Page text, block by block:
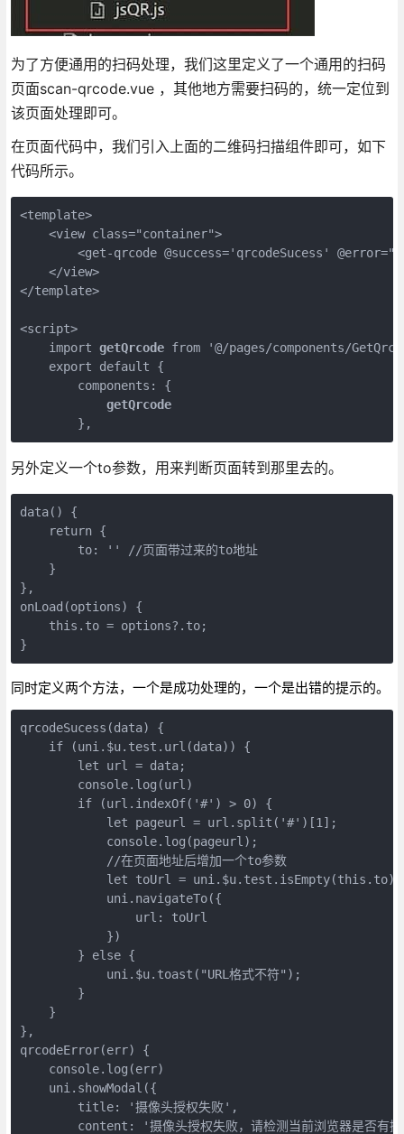
为了方便通用的扫码处理，我们这里定义了一个通用的扫码
页面scan-qrcode.vue ，其他地方需要扫码的，统一定位到
该页面处理即可。
在页面代码中，我们引入上面的二维码扫描组件即可，如下
代码所示。
<template>
    <view class="container">
<get-qrcode @success='qrcodeSucess'
    </view>
</template>
<script>
    import
getQrcode from '@/pages/components/
    export default {
        components: {
getQrcode
        },
另外定义一个to参数，用来判断页面转到那里去的。
data() {
    return {
        to: '' //页面带过来的to地址
    }
},
onLoad(options) {
    this.to = options?.to;
}
同时定义两个方法，一个是成功处理的，一个是出错的提示的。
qrcodeSucess(data) {
    if (uni.$u.test.url(data)) {
        let url = data;
        console.log(url)
        if (url.indexOf('#') > 0) {
            let pageurl = url.split('#')[1];
            console.log(pageurl);
            //在页面地址后增加一个to参数
let toUrl =
            uni.navigateTo({
                url: toUrl
            })
        } else {
            uni.$u.toast("URL格式不符");
        }
    }
},
qrcodeError(err) {
    console.log(err)
    uni.showModal({
        title: '摄像头授权失败',
content: '摄像头授权失败，请检测当前浏览器是否有